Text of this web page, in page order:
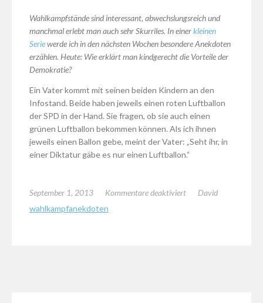
Wahlkampfstände sind interessant, abwechslungsreich und
manchmal erlebt man auch sehr Skurriles. In einerkleinen
Seriewerde ich in den nächsten Wochen besondere Anekdoten
erzählen. Heute: Wie erklärt man kindgerecht die Vorteile der
Demokratie?
Ein Vater kommt mit seinen beiden Kindern an den
Infostand. Beide haben jeweils einen roten Luftballon
der SPD in der Hand. Sie fragen, ob sie auch einen
grünen Luftballon bekommen können. Als ich ihnen
jeweils einen Ballon gebe, meint der Vater: „Seht ihr, in
einer Diktatur gäbe es nur einen Luftballon.“
September 1, 2013 Kommentare deaktiviertfür
David
wahlkampfanekdoten